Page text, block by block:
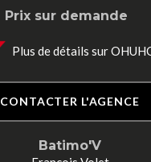
Prix sur demande
Plus de détails sur
CONTACTER L'AGENCE
Batimo'V